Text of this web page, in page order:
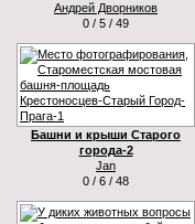
Андрей Дворников
0 / 5 / 49
Башни и крыши Старого
города-2
Jan
0 / 6 / 48